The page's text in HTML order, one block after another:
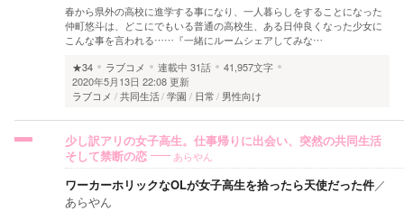
春から県外の高校に進学する事になり、一人暮らしをすることになった
仲町悠斗は、どこにでもいる普通の高校生、ある日仲良くなった少女に
こんな事を言われる……『一緒にルームシェアしてみな…
★34
ラブコメ 連載中 31話
41,957文字
2020年5月13日 22:08 更新
ラブコメ
共同生活 学園 日常 男性向け
少し訳アリの女子高生。仕事帰りに出会い、突然の共同生活
そして禁断の恋
あらやん
ワーカーホリックなOLが女子高生を拾ったら天使だった件／
あらやん